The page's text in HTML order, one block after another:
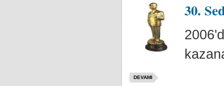
30.
DEVAMI